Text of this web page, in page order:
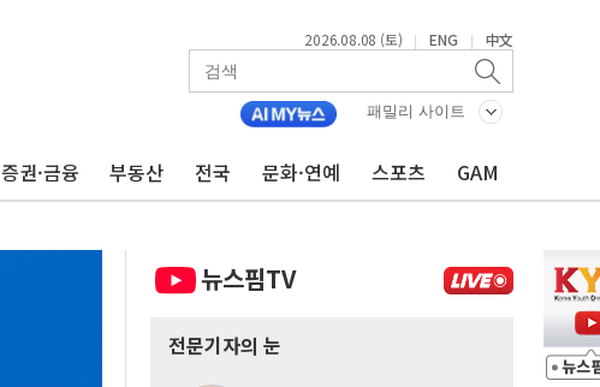
2026.08.08 (토) | ENG | 中文
패밀리 사이트
증권·금융 부동산 전국 문화·연예 스포츠 GAM
뉴스핌TV
전문기자의 눈